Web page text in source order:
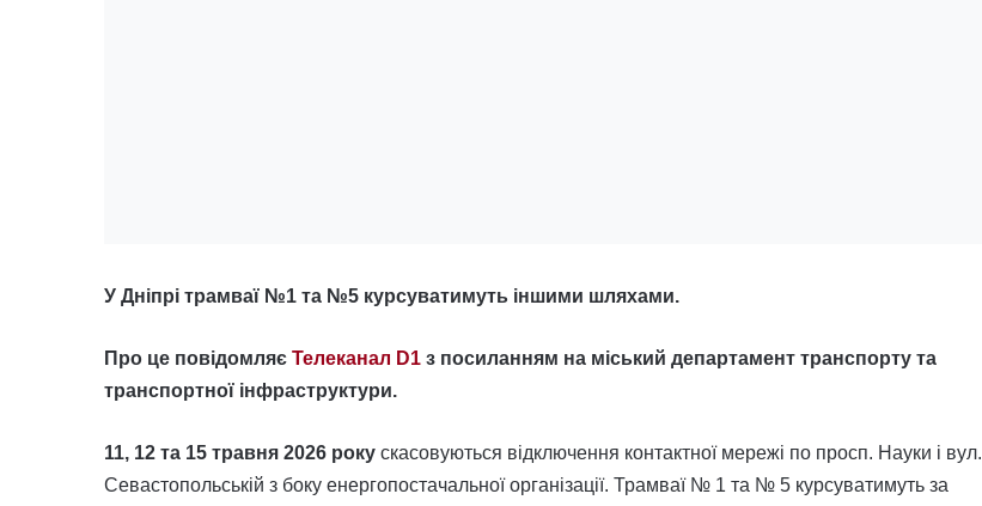
У Дніпрі трамваї №1 та №5 курсуватимуть іншими шляхами.
Про це повідомляє Телеканал D1 з посиланням на міський департамент транспорту та
транспортної інфраструктури.
11, 12 та 15 травня 2026 року скасовуються відключення контактної мережі по просп. Науки і вул.
Севастопольській з боку енергопостачальної організації. Трамваї № 1 та № 5 курсуватимуть за